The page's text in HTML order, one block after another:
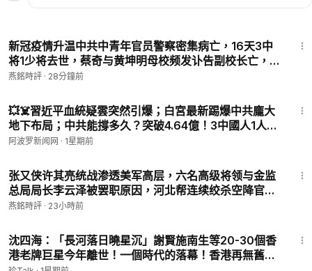
#第八常委彭丽媛 #何立峰 #名人去世 #高官病亡
****************************************************
✧追踪中国时局变迁；透视中南海内幕；见证中国大变局✧
会员频道：https://www.ganjingworld.com/s/Jv02qRVllx
会员网站：https://www.patreon.com/yanmingshiping
燕铭商城：https://www.patreon.com/yanmingshiping/shop
经典电影馆藏Ⅳ（不断更新）：https://www.ganjingworld.com/
s/kJlXKGkQJv
经典电视剧馆藏Ⅱ（不断更新）：
经典金曲馆藏Ⅳ（不断更新）：
https://www.ganjingworld.com/
s/K8V883r9KG
金曲精选Ⅱ（不断更新）：
https://www.ganjingworld.com/s/oJ
新冠疫情升温中共中青年官员警察密集病亡，16天3中
将1少将去世，蔡奇与黄坤明母校频发讣告副校长亡，北
海舰队原政委病亡曾因重大潜艇事故降职，少将陈有元
灭中共正进行-2】
燕銘時評 · 28分鐘前
💥☠️習近平血統疑雲突然引爆；白宮最新踢爆中共龐大
地下布局；中共能撐多久？突破4.64億！3中國人1人
「三退」【#熱點直擊 #深度 #阿波羅網 C】
阿波罗新闻网 · 1星期前
张又侠许其亮统战渗透美军高层，六名高级将领与金监
总局局长李云泽被罢职原因，河北帮连续绞杀空降官
员，山东帮原中组部长张全景家族没落内幕，夏付钢事
燕銘時評 · 23小時前
沈四海：「長河落日曉星沉」謝賢施南生等20-30個香
港老牌巨星今年離世！一個時代的落幕！香港再無舊日